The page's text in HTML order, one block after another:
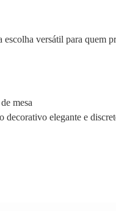
versátil para quem
mesa
decorativo elegante e